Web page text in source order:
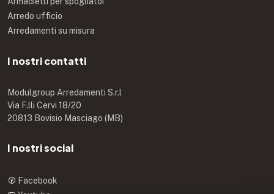
Arredo ufficio
Arredamenti su misura
I nostri contatti
Modulgroup Arredamenti S.r.l
Via F.lli Cervi 18/20
20813 Bovisio Masciago (MB)
I nostri social
Facebook